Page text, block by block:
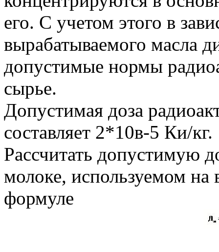
его. С учетом этого в
вырабатываемого масла
допустимые нормы
сырье.
Допустимая доза
составляет 2*10в-5 Ки/кг.
Рассчитать допустимую
молоке, используемом
формуле